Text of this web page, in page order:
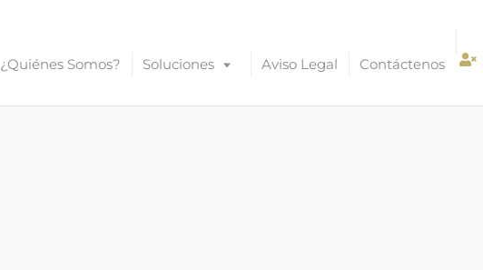
¿Quiénes Somos? Soluciones Aviso Legal Contáctenos